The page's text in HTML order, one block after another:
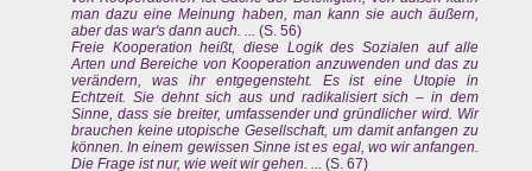
man dazu eine Meinung haben, man kann sie auch äußern,
aber das war's dann auch. ... (S. 56)
Freie Kooperation heißt, diese Logik des Sozialen auf alle
Arten und Bereiche von Kooperation anzuwenden und das zu
verändern, was ihr entgegensteht. Es ist eine Utopie in
Echtzeit. Sie dehnt sich aus und radikalisiert sich – in dem
Sinne, dass sie breiter, umfassender und gründlicher wird. Wir
brauchen keine utopische Gesellschaft, um damit anfangen zu
können. In einem gewissen Sinne ist es egal, wo wir anfangen.
Die Frage ist nur, wie weit wir gehen. ... (S. 67)